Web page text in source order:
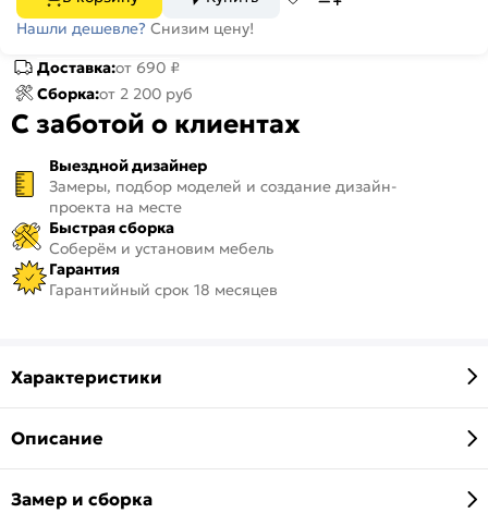
Нашли дешевле? Снизим цену!
Доставка:от 690 ₽
Сборка:от 2 200 руб
С заботой о клиентах
Выездной дизайнер
Замеры, подбор моделей и создание дизайн-
проекта на месте
Быстрая сборка
Соберём и установим мебель
Гарантия
Гарантийный срок 18 месяцев
Характеристики
Описание
Замер и сборка